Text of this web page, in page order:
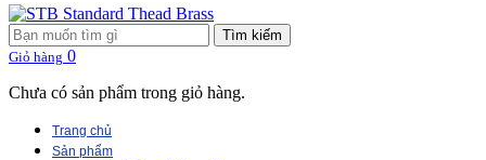
Tìm kiếm
Giỏ hàng 0
Chưa có sản phẩm trong giỏ hàng.
Trang chủ
Sản phẩm